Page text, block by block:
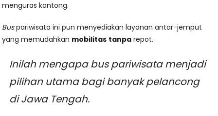
menguras kantong.
Buspariwisata ini pun menyediakan layanan antar-jemput
yang memudahkan mobilitas tanpa repot.
Inilah mengapa bus pariwisata menjadi
pilihan utama bagi banyak pelancong
di Jawa Tengah.